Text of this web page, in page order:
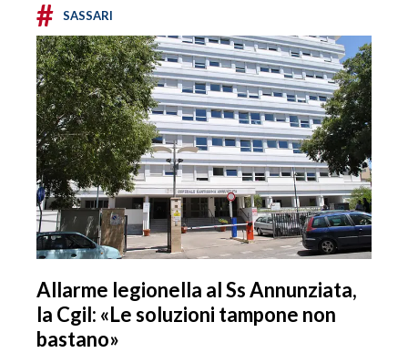
# SASSARI
Allarme legionella al Ss Annunziata,
la Cgil: «Le soluzioni tampone non
bastano»